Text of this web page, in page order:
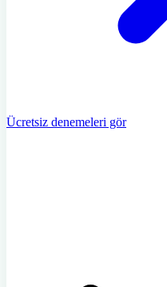
Ücretsiz denemeleri gör